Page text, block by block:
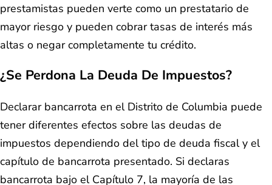
prestamistas pueden verte como un prestatario de
mayor riesgo y pueden cobrar tasas de interés más
altas o negar completamente tu crédito.
¿Se Perdona La Deuda De Impuestos?
Declarar bancarrota en el Distrito de Columbia puede
tener diferentes efectos sobre las deudas de
impuestos dependiendo del tipo de deuda fiscal y el
capítulo de bancarrota presentado. Si declaras
bancarrota bajo el Capítulo 7, la mayoría de las